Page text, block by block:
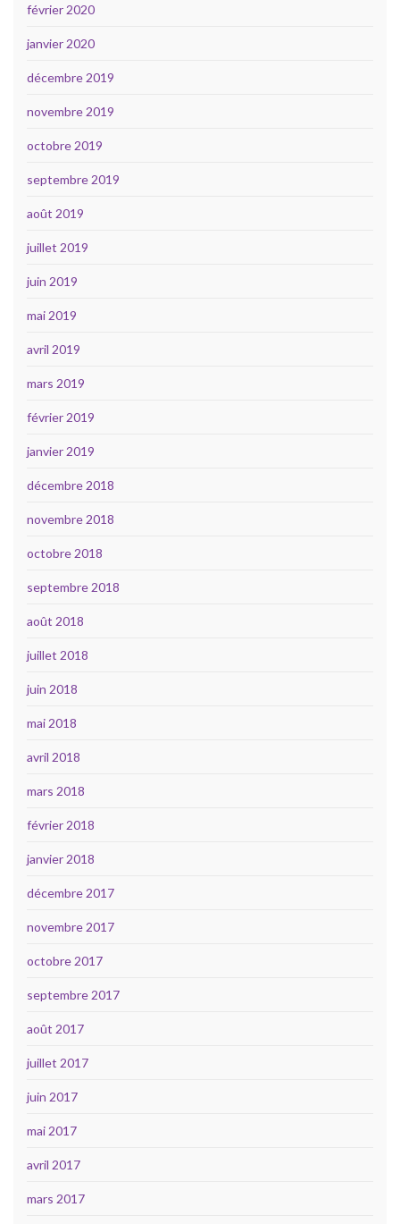
février 2020
janvier 2020
décembre 2019
novembre 2019
octobre 2019
septembre 2019
août 2019
juillet 2019
juin 2019
mai 2019
avril 2019
mars 2019
février 2019
janvier 2019
décembre 2018
novembre 2018
octobre 2018
septembre 2018
août 2018
juillet 2018
juin 2018
mai 2018
avril 2018
mars 2018
février 2018
janvier 2018
décembre 2017
novembre 2017
octobre 2017
septembre 2017
août 2017
juillet 2017
juin 2017
mai 2017
avril 2017
mars 2017